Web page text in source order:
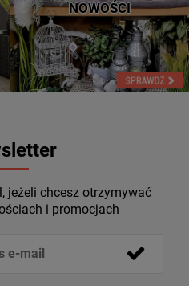
NOWOŚCI
jeżeli chcesz otrzymywać
i promocjach